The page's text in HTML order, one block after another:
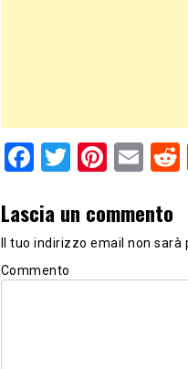
Facebook
Twitter
Lascia un commento
Il tuo indirizzo email non sarà
Commento